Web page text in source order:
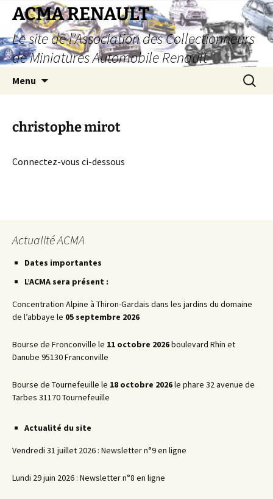
Aller
contenu
ACMA RENAULT
Le site de l'Association des Collectionneurs
de Miniatures Automobile Renault
Menu
christophe mirot
Connectez-vous ci-dessous
Actualité ACMA
Dates importantes
L’ACMA sera présent :
Concentration Alpine à Thiron-Gardais dans les jardins du domaine
de l’abbaye le 05 septembre 2026
Bourse de Fronconville le 11 octobre 2026boulevard Rhin et
Danube 95130 Franconville
Bourse de Tournefeuille le 18 octobre 2026le phare 32 avenue de
Tarbes 31170 Tournefeuille
Actualité du site
Vendredi 31 juillet 2026 : Newsletter n°9 en ligne
Lundi 29 juin 2026 : Newsletter n°8 en ligne